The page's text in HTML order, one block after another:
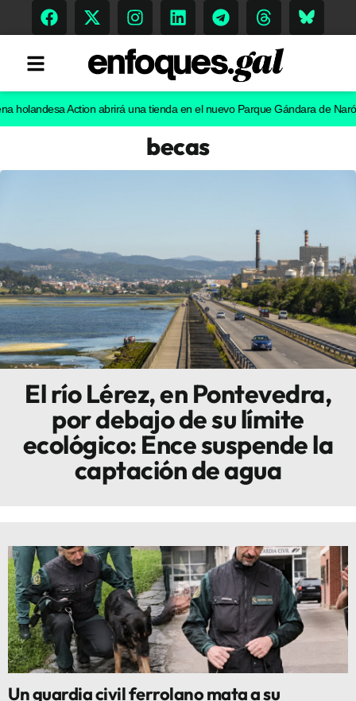
Gastronomía
Escenarios
Sostenibilidad
Innova
Action abrirá una tienda en el nuevo Parque Gándara de NarónEl
becas
El río Lérez, en Pontevedra,
por debajo de su límite
ecológico: Ence suspende la
captación de agua
Un guardia civil ferrolano mata a su